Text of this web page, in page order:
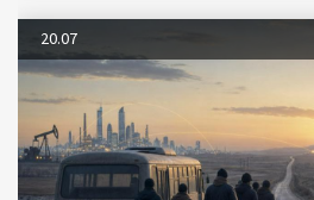
20.07